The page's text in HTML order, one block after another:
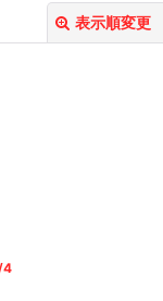
表示順変更
4